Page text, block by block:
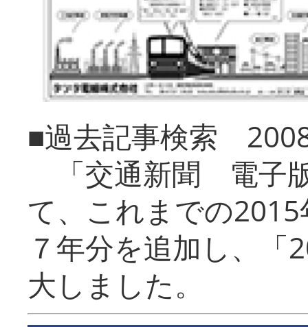
■過去記事検索
「交通新聞 電子
て、これまでの
７年分を追加し、「
大しまし